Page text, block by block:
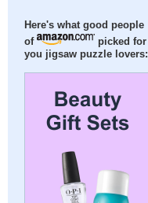
Here's what good people
of
picked for
you jigsaw puzzle lovers: